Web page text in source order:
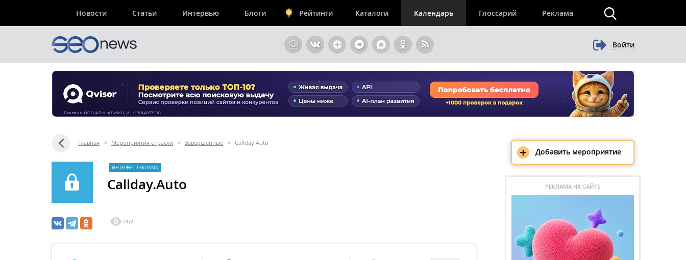
Новости Статьи Интервью Блоги Рейтинги Каталоги Календарь Глоссарий Реклама
Войти
Главная > Мероприятия отрасли > Завершенные > Callday.Auto
ИНТЕРНЕТ-РЕКЛАМА
Callday.Auto
2372
+ Добавить мероприятие
РЕКЛАМА НА САЙТЕ